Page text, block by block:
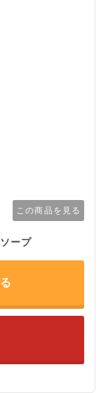
この商品を見る
ープ